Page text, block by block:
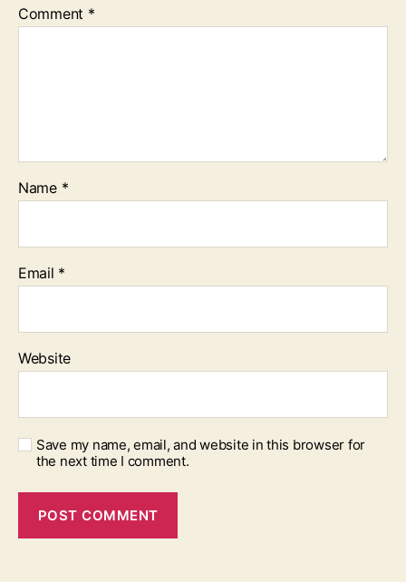
Comment *
Name *
Email *
Website
Save my name, email, and website in this browser for
the next time I comment.